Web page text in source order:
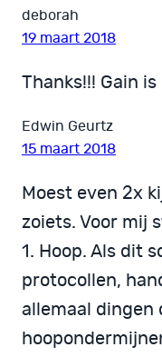
deborah
19 maart 2018
Thanks!!! Gain
Edwin Geurtz
15 maart 2018
Moest even 2x
zoiets. Voor mij
1. Hoop. Als dit
protocollen,
allemaal dingen